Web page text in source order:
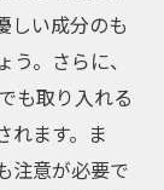
しい成分のも
。さらに、
も取り入れる
れます。ま
注意が必要で